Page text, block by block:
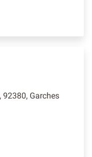
92380, Garches